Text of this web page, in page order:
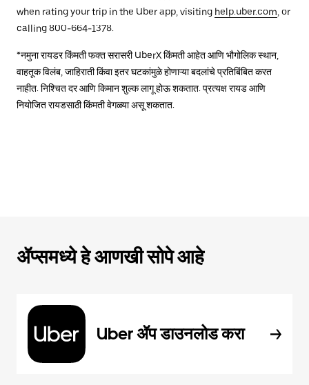
when rating your trip in the Uber app, visiting help.uber.com , or
calling 800-664-1378.
*नमुना रायडर किंमती फक्त सरासरी UberX किंमती आहेत आणि भौगोलिक स्थान,
वाहतूक विलंब, जाहिराती किंवा इतर घटकांमुळे होणाऱ्या बदलांचे प्रतिबिंबित करत
नाहीत. निश्चित दर आणि किमान शुल्क लागू होऊ शकतात. प्रत्यक्ष रायड आणि
नियोजित रायडसाठी किंमती वेगळ्या असू शकतात.
ॲप्समध्ये हे आणखी सोपे आहे
Uber ॲप डाउनलोड करा